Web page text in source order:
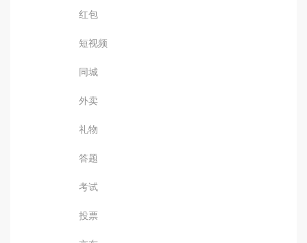
红包
短视频
同城
外卖
礼物
答题
考试
投票